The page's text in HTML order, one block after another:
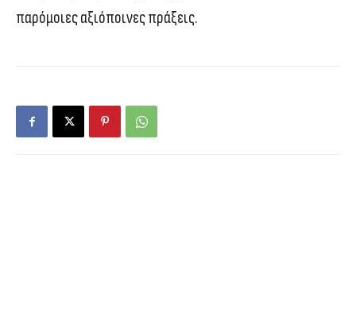
παρόμοιες αξιόποινες πράξεις.